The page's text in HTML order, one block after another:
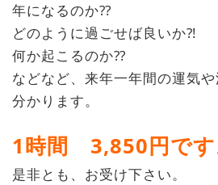
年になるのか⁇
どのように過ごせば良いか⁈
何か起こるのか⁇
などなど、来年一年間の運気
分かります。
1時間 3,850円です
是非とも、お受け下さい。